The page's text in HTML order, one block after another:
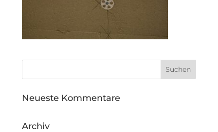
Neueste Kommentare
Archiv